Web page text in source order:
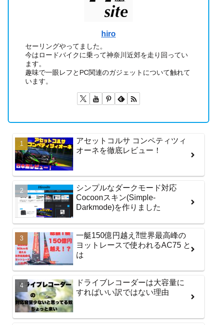
hiro
セーリングやってました。
今はロードバイクに乗って神奈川近郊を走り回ってい
ます。
趣味で一眼レフとPC関連のガジェットについて触れて
います。
アセットコルサ コンペティツィ
オーネを徹底レビュー！
シンプルなダークモード対応
Cocoonスキン(Simple-
Darkmode)を作りました
一艇150億円越え⁈世界最高峰の
ヨットレースで使われるAC75 と
は
ドライブレコーダーは大容量に
すればいい訳ではない理由